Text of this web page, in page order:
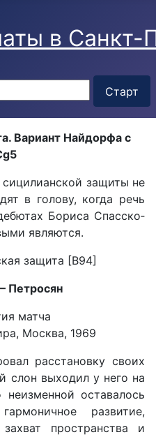
Вариант Найдорфа с
защиты не
в голову, когда речь
Бориса Спасско­
являются.
защита [В94]
Петросян
матча
Москва, 1969
расстановку своих
слон выходил у него на
оставалось
развитие,
пространства и